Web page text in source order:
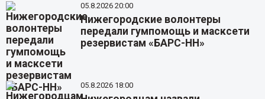
05.8.2026 20:00
Нижегородские волонтеры
передали гумпомощь и масксети
резервистам «БАРС-НН»
05.8.2026 18:00